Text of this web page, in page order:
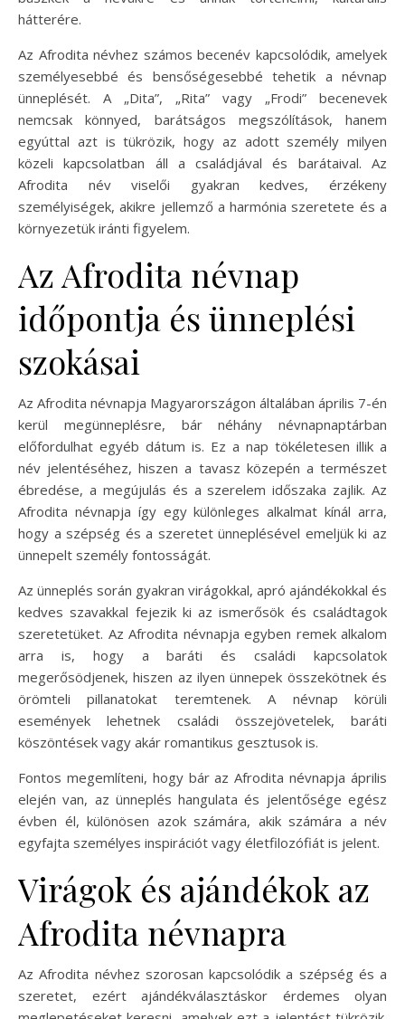
hátterére.
Az Afrodita névhez számos becenév kapcsolódik, amelyek
személyesebbé és bensőségesebbé tehetik a névnap
ünneplését. A „Dita”, „Rita” vagy „Frodi” becenevek
nemcsak könnyed, barátságos megszólítások, hanem
egyúttal azt is tükrözik, hogy az adott személy milyen
közeli kapcsolatban áll a családjával és barátaival. Az
Afrodita név viselői gyakran kedves, érzékeny
személyiségek, akikre jellemző a harmónia szeretete és a
környezetük iránti figyelem.
Az Afrodita névnap
időpontja és ünneplési
szokásai
Az Afrodita névnapja Magyarországon általában április 7-én
kerül megünneplésre, bár néhány névnapnaptárban
előfordulhat egyéb dátum is. Ez a nap tökéletesen illik a
név jelentéséhez, hiszen a tavasz közepén a természet
ébredése, a megújulás és a szerelem időszaka zajlik. Az
Afrodita névnapja így egy különleges alkalmat kínál arra,
hogy a szépség és a szeretet ünneplésével emeljük ki az
ünnepelt személy fontosságát.
Az ünneplés során gyakran virágokkal, apró ajándékokkal és
kedves szavakkal fejezik ki az ismerősök és családtagok
szeretetüket. Az Afrodita névnapja egyben remek alkalom
arra is, hogy a baráti és családi kapcsolatok
megerősödjenek, hiszen az ilyen ünnepek összekötnek és
örömteli pillanatokat teremtenek. A névnap körüli
események lehetnek családi összejövetelek, baráti
köszöntések vagy akár romantikus gesztusok is.
Fontos megemlíteni, hogy bár az Afrodita névnapja április
elején van, az ünneplés hangulata és jelentősége egész
évben él, különösen azok számára, akik számára a név
egyfajta személyes inspirációt vagy életfilozófiát is jelent.
Virágok és ajándékok az
Afrodita névnapra
Az Afrodita névhez szorosan kapcsolódik a szépség és a
szeretet, ezért ajándékválasztáskor érdemes olyan